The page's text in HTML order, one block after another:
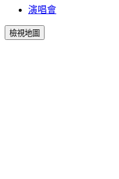
演唱會
檢視地圖